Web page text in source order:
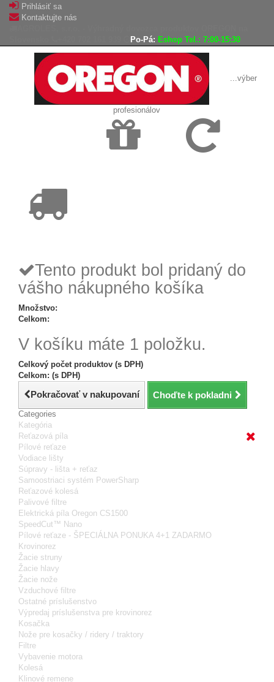
Prihlásiť sa
Kontaktujte nás
Po-Pá: Eshop Tel.: 7:00-15:30
...výber
profesionálov
Tento produkt bol pridaný do
vášho nákupného košíka
Množstvo:
Celkom:
V košíku máte 1 položku.
Celkový počet produktov (s DPH)
Celkom: (s DPH)
Pokračovať v nakupovaní Choďte k pokladni
Categories
Kategória
Reťazová píla
Pílové reťaze
Vodiace lišty
Súpravy - lišta + reťaz
Samoostriaci systém PowerSharp
Reťazové kolesá
Palivové filtre
Elektrická píla Oregon CS1500
SpeedCut™ Nano
Pílové reťaze - ŠPECIÁLNA PONUKA 4+1 ZADARMO
Krovinorez
Žacie struny
Žacie hlavy
Žacie nože
Vzduchové filtre
Ostatné príslušenstvo
Výpredaj príslušenstva pre krovinorez
Kosačka
Nože pre kosačky / ridery / traktory
Filtre
Vybavenie motora
Kolesá
Klinové remene